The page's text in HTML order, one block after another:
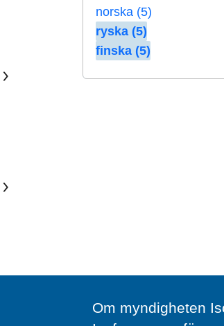
norska (5)
ryska (5)
finska (5)
Om myndigheten